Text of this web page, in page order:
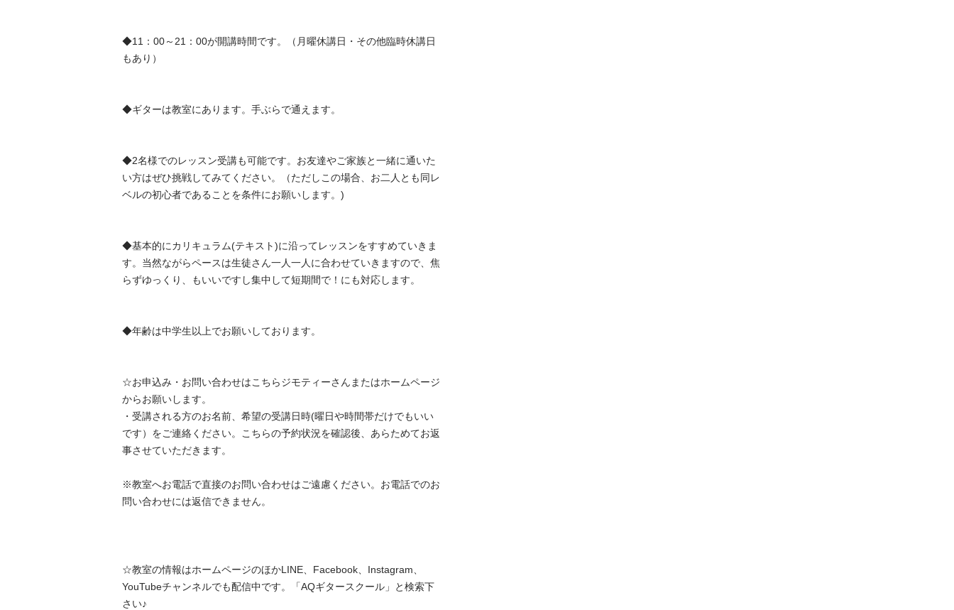
◆11：00～21：00が開講時間です。（月曜休講日・その他臨時休講日
もあり）
◆ギターは教室にあります。手ぶらで通えます。
◆2名様でのレッスン受講も可能です。お友達やご家族と一緒に通いた
い方はぜひ挑戦してみてください。（ただしこの場合、お二人とも同レ
ベルの初心者であることを条件にお願いします。)
◆基本的にカリキュラム(テキスト)に沿ってレッスンをすすめていきま
す。当然ながらペースは生徒さん一人一人に合わせていきますので、焦
らずゆっくり、もいいですし集中して短期間で！にも対応します。
◆年齢は中学生以上でお願いしております。
☆お申込み・お問い合わせはこちらジモティーさんまたはホームページ
からお願いします。
・受講される方のお名前、希望の受講日時(曜日や時間帯だけでもいい
です）をご連絡ください。こちらの予約状況を確認後、あらためてお返
事させていただきます。
※教室へお電話で直接のお問い合わせはご遠慮ください。お電話でのお
問い合わせには返信できません。
☆教室の情報はホームページのほかLINE、Facebook、Instagram、
YouTubeチャンネルでも配信中です。「AQギタースクール」と検索下
さい♪